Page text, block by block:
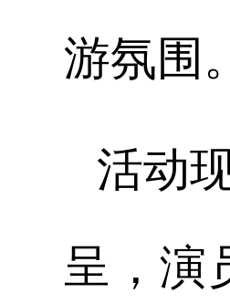
游氛围
活动
呈，演